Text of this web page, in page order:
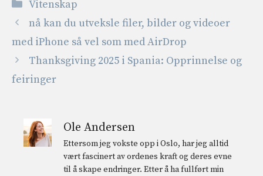
Vitenskap
nå kan du utveksle filer, bilder og videoer
med iPhone så vel som med AirDrop
Thanksgiving 2025 i Spania: Opprinnelse og
feiringer
Ole Andersen
Ettersom jeg vokste opp i Oslo, har jeg alltid
vært fascinert av ordenes kraft og deres evne
til å skape endringer. Etter å ha fullført min